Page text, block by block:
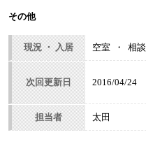
その他
現況 ・ 入居 空室 ・ 相談
次回更新日 2016/04/24
担当者 太田